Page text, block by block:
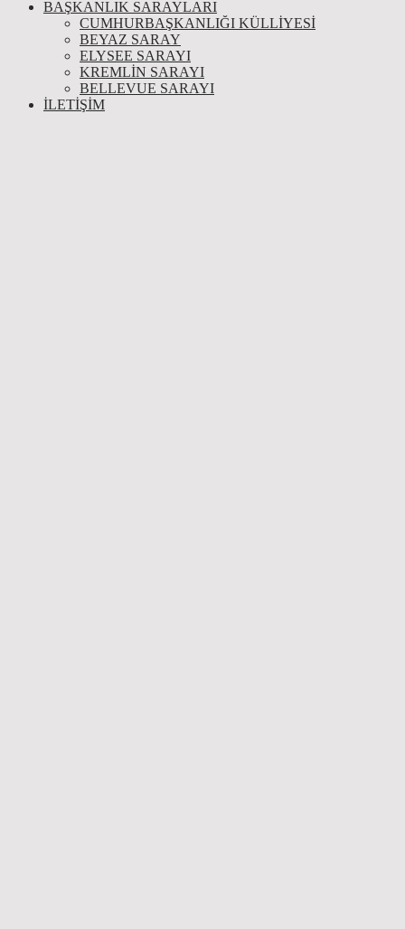
BAŞKANLIK SARAYLARI
CUMHURBAŞKANLIĞI KÜLLİYESİ
BEYAZ SARAY
ELYSEE SARAYI
KREMLIN SARAYI
BELLEVUE SARAYI
İLETIŞIM